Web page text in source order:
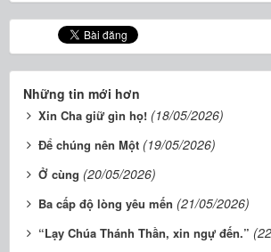
Những tin mới hơn
Xin Cha giữ gìn họ! (18/05/2026)
Để chúng nên Một (19/05/2026)
Ở cùng (20/05/2026)
Ba cấp độ lòng yêu mến (21/05/2026)
“Lạy Chúa Thánh Thần, xin ngự đến.”